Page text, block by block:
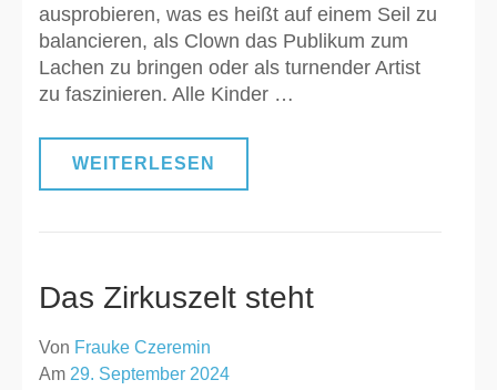
ausprobieren, was es heißt auf einem Seil zu
balancieren, als Clown das Publikum zum
Lachen zu bringen oder als turnender Artist
zu faszinieren. Alle Kinder …
WEITERLESEN
Das Zirkuszelt steht
Von Frauke Czeremin
Am 29. September 2024